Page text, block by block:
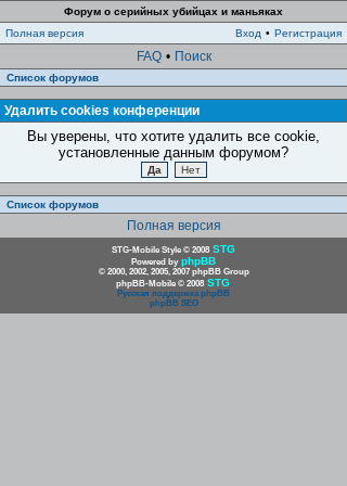
Форум о серийных убийцах и маньяках
Полная версия
Вход • Регистрация
FAQ • Поиск
Список форумов
Удалить cookies конференции
Вы уверены, что хотите удалить все cookie,
установленные данным форумом?
Список форумов
Полная версия
STG-Mobile Style © 2008 STG
Powered by phpBB
© 2000, 2002, 2005, 2007 phpBB Group
phpBB-Mobile © 2008 STG
Русская поддержка phpBB
phpBB SEO